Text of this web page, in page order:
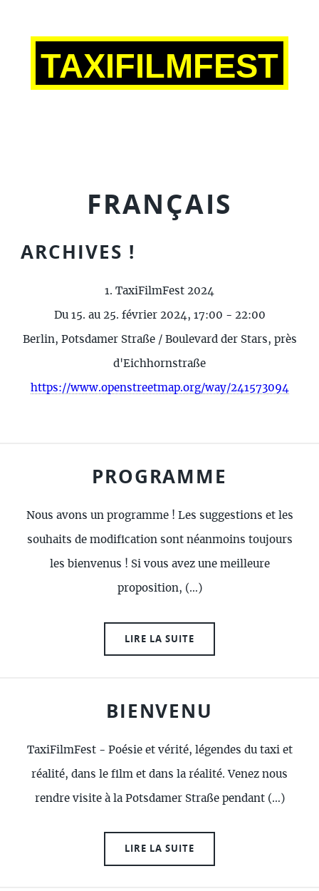
TAXIFILMFEST
FRANÇAIS
ARCHIVES !
1. TaxiFilmFest 2024
Du 15. au 25. février 2024, 17:00 - 22:00
Berlin, Potsdamer Straße / Boulevard der Stars, près
d'Eichhornstraße
https://www.openstreetmap.org/way/241573094
PROGRAMME
Nous avons un programme ! Les suggestions et les
souhaits de modification sont néanmoins toujours
les bienvenus ! Si vous avez une meilleure
proposition, (…)
LIRE LA SUITE
BIENVENU
TaxiFilmFest - Poésie et vérité, légendes du taxi et
réalité, dans le film et dans la réalité. Venez nous
rendre visite à la Potsdamer Straße pendant (…)
LIRE LA SUITE